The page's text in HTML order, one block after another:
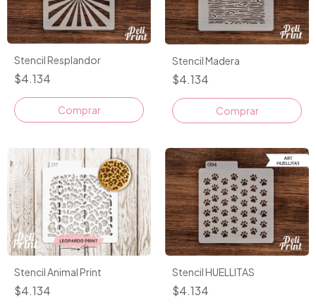
Stencil Resplandor
$4.134
Stencil Madera
$4.134
Stencil Animal Print
$4.134
Stencil HUELLITAS
$4.134